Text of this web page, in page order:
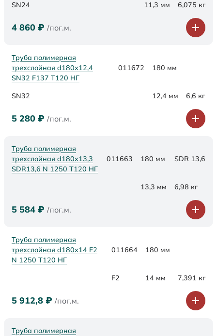
SN24 11,3 мм 6,075 кг
4 860 ₽ /пог.м.
Труба полимерная
трехслойная d180х12,4
SN32 F137 Т120 НГ
011672 180 мм
SN32 12,4 мм 6,6 кг
5 280 ₽ /пог.м.
Труба полимерная
трехслойная d180x13,3
SDR13,6 N 1250 Т120 НГ
011663 180 мм SDR 13,6
13,3 мм 6,98 кг
5 584 ₽ /пог.м.
Труба полимерная
трехслойная d180x14 F2
N 1250 Т120 НГ
011664 180 мм
F2 14 мм 7,391 кг
5 912,8 ₽ /пог.м.
Труба полимерная